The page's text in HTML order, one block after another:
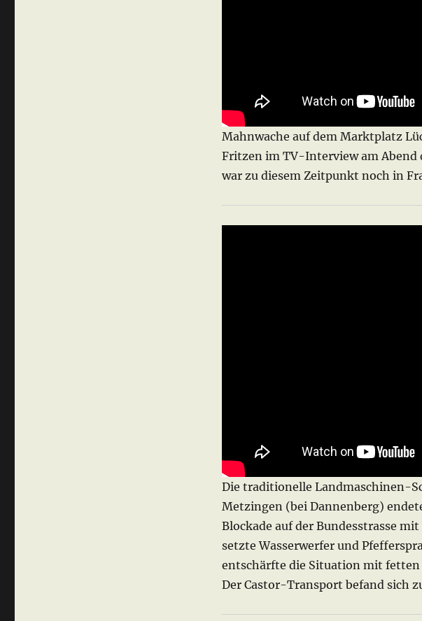
Mahnwache auf dem Marktplatz
Fritzen im TV-Interview am Abend
war zu diesem Zeitpunkt noch in
Die traditionelle Landmaschinen-
Metzingen (bei Dannenberg)
Blockade auf der Bundesstrasse
setzte Wasserwerfer und
entschärfte die Situation mit fetten
Der Castor-Transport befand sich